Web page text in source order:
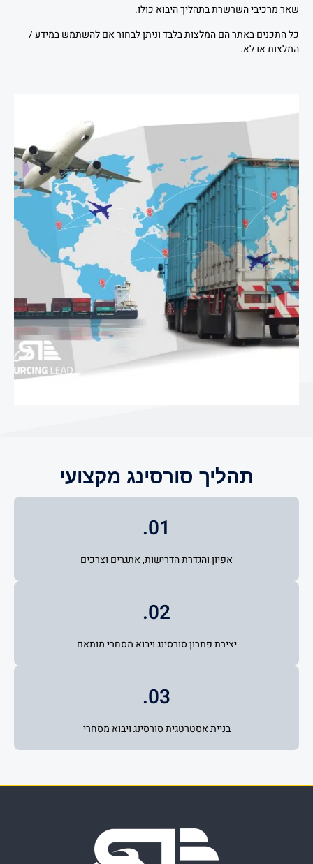
שאר מרכיבי השרשרת בתהליך היבוא כולו.
כל התכנים באתר הם המלצות בלבד וניתן לבחור אם להשתמש במידע /
המלצות או לא.
תהליך סורסינג מקצועי
01.
אפיון והגדרת הדרישות, אתגרים וצרכים
02.
יצירת פתרון סורסינג ויבוא מסחרי מותאם
03.
בניית אסטרטגית סורסינג ויבוא מסחרי